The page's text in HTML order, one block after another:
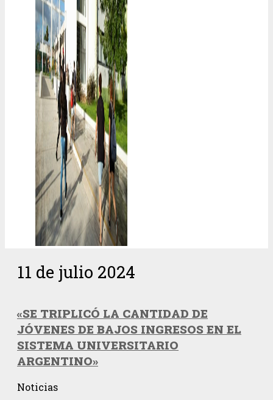
11 de julio 2024
«SE TRIPLICÓ LA CANTIDAD DE
JÓVENES DE BAJOS INGRESOS EN EL
SISTEMA UNIVERSITARIO
ARGENTINO»
Noticias